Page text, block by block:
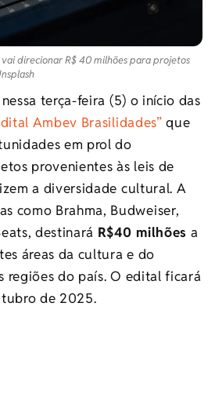
direcionar R$ 40 milhões para projetos
terça-feira (5) o início das
Ambev Brasilidades” que
em prol do
provenientes às leis de
a diversidade cultural. A
como Brahma, Budweiser,
destinará R$40 milhões a
áreas da cultura e do
regiões do país. O edital ficará
de 2025.